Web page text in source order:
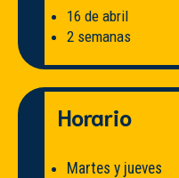
16 de abril
2 semanas
Horario
Martes y jueves